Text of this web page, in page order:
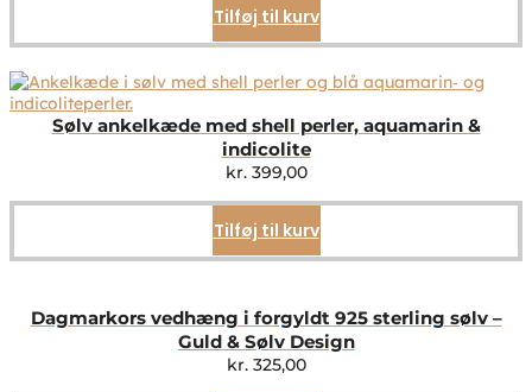
Tilføj til kurv
Sølv ankelkæde med shell perler, aquamarin &
indicolite
kr.399,00
Tilføj til kurv
Dagmarkors vedhæng i forgyldt 925 sterling sølv –
Guld & Sølv Design
kr.325,00